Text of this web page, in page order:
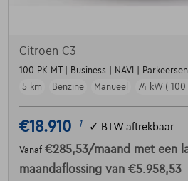
Citroen C3
100 PK MT | Business | NAVI |
5 km
Benzine Manueel 74 kW ( 100
€18.910 1 ✓ BTW aftrekbaar
Vanaf €285,53/maand met een
maandaflossing van €5.958,53